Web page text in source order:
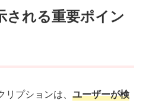
される重要ポイン
プションは、 ユーザーが検